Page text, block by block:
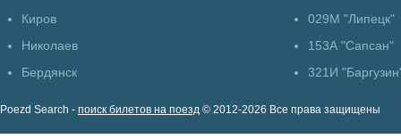
Киров
Николаев
Бердянск
029М "Липецк"
153А "Сапсан"
321И
Poezd Search - поиск билетов на поезд © 2012-2026 Все права защищены